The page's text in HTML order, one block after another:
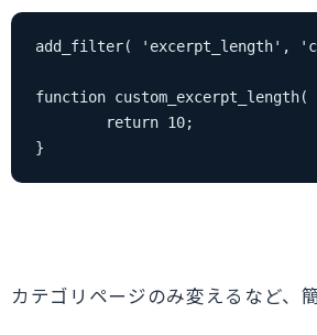
add_filter( 'excerpt_length',
function
カテゴリページのみ変えるなど、